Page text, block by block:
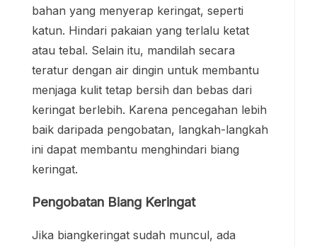
bahan yang menyerap keringat, seperti
katun. Hindari pakaian yang terlalu ketat
atau tebal. Selain itu, mandilah secara
teratur dengan air dingin untuk membantu
menjaga kulit tetap bersih dan bebas dari
keringat berlebih. Karena pencegahan lebih
baik daripada pengobatan, langkah-langkah
ini dapat membantu menghindari biang
keringat.
Pengobatan Biang Keringat
Jika biangkeringat sudah muncul, ada